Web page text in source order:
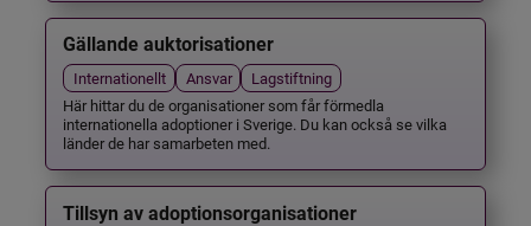
Gällande auktorisationer
Internationellt Ansvar
Lagstiftning
Här hittar du de organisationer som får förmedla
internationella adoptioner i Sverige. Du kan också se vilka
länder de har samarbeten med.
Tillsyn av adoptionsorganisationer